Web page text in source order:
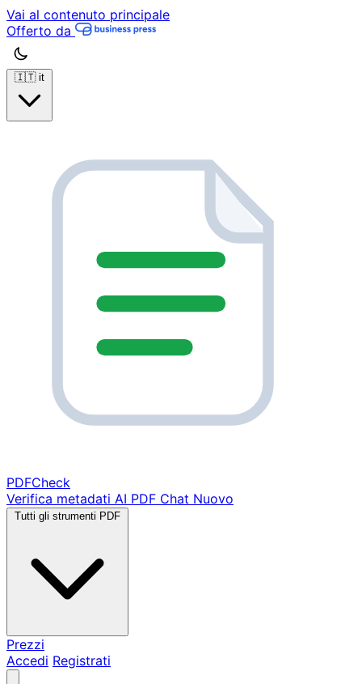
Vai al contenuto principale
Offerto da
🇮🇹 it
PDFCheck
Verifica metadati AI PDF Chat Nuovo
Tutti gli strumenti PDF
Prezzi
Accedi Registrati